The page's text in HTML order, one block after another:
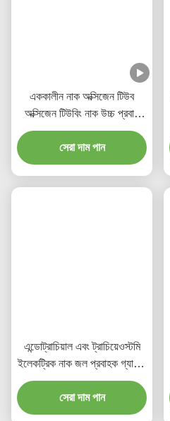
এককালীন নাক অক্সিজেন টিউব
অক্সিজেন টিউবিং নাক উচ্চ প্রবাহ
ক্যানুলা চিকিৎসা ব্যবহারের জন্য
সেরা দাম পান
এন্ডোট্রাচিয়াল এবং ট্রাচিয়েওস্টমি
ইলেকট্রিক নাক জল প্রবাহক গ্যারান্টি
সময়কাল পাঁচ বছর ক্লিনিকাল
সেটিংসের জন্য নাক জল সরবরাহ করে
সেরা দাম পান